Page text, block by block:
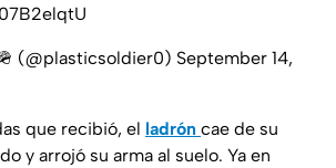
(@plasticsoldier0) September 14,
que recibió, el ladrón cae de su
y arrojó su arma al suelo. Ya en